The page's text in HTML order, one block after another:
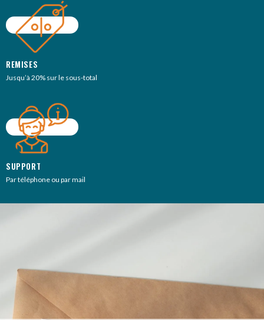
REMISES
Jusqu’à 20% sur le sous-total
SUPPORT
Par téléphone ou par mail